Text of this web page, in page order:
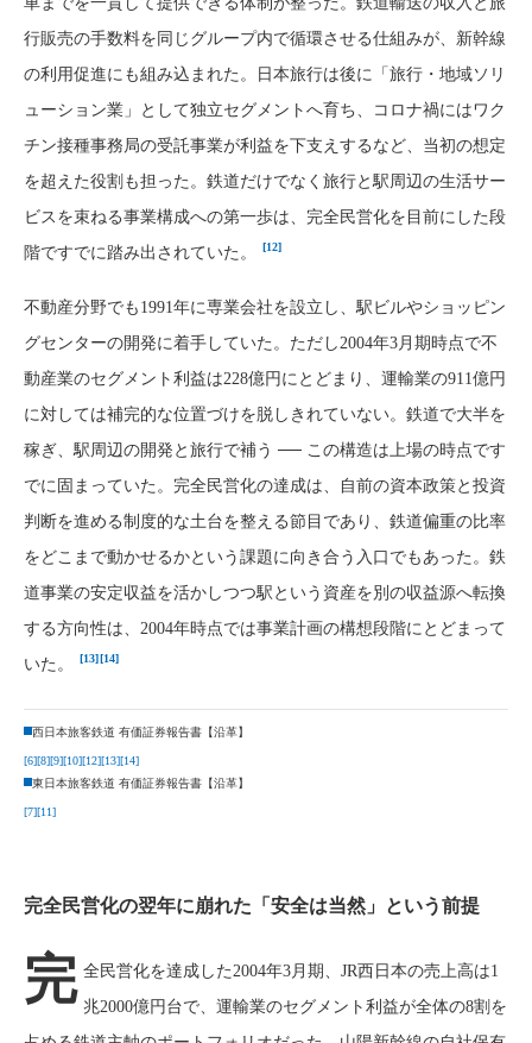
行販売の手数料を同じグループ内で循環させる仕組みが、新幹線
の利用促進にも組み込まれた。日本旅行は後に「旅行・地域ソリ
ューション業」として独立セグメントへ育ち、コロナ禍にはワク
チン接種事務局の受託事業が利益を下支えするなど、当初の想定
を超えた役割も担った。鉄道だけでなく旅行と駅周辺の生活サー
ビスを束ねる事業構成への第一歩は、完全民営化を目前にした段
階ですでに踏み出されていた。
[12]
不動産分野でも1991年に専業会社を設立し、駅ビルやショッピン
グセンターの開発に着手していた。ただし2004年3月期時点で不
動産業のセグメント利益は228億円にとどまり、運輸業の911億円
に対しては補完的な位置づけを脱しきれていない。鉄道で大半を
稼ぎ、駅周辺の開発と旅行で補う ── この構造は上場の時点です
でに固まっていた。完全民営化の達成は、自前の資本政策と投資
判断を進める制度的な土台を整える節目であり、鉄道偏重の比率
をどこまで動かせるかという課題に向き合う入口でもあった。鉄
道事業の安定収益を活かしつつ駅という資産を別の収益源へ転換
する方向性は、2004年時点では事業計画の構想段階にとどまって
いた。
[13] [14]
西日本旅客鉄道 有価証券報告書【沿革】
[6][8][9][10][12][13][14]
東日本旅客鉄道 有価証券報告書【沿革】
[7][11]
完全民営化の翌年に崩れた「安全は当然」という前提
完 全民営化を達成した2004年3月期、JR西日本の売上高は1
兆2000億円台で、運輸業のセグメント利益が全体の8割を